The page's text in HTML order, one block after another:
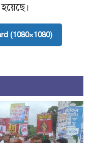
(1080×1080)